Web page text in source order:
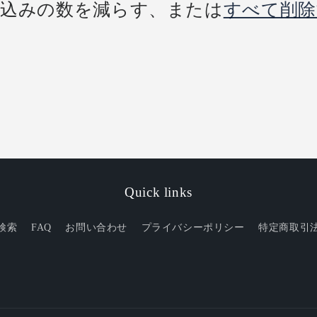
みの数を減らす、またはすべて削
Quick links
索 FAQ お問い合わせ プライバシーポリシー 特定商取引